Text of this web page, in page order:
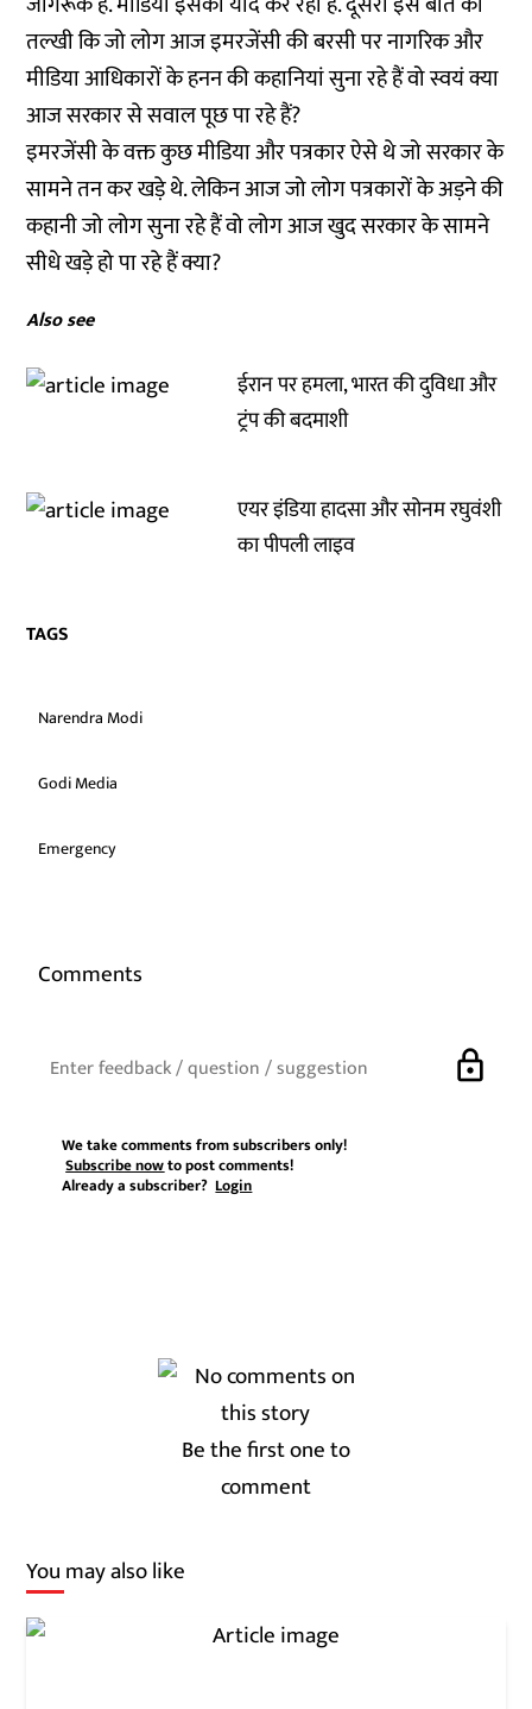
तल्खी कि जो लोग आज इमरजेंसी की बरसी पर नागरिक और
मीडिया आधिकारों के हनन की कहानियां सुना रहे हैं वो स्वयं क्या
आज सरकार से सवाल पूछ पा रहे हैं?
इमरजेंसी के वक्त कुछ मीडिया और पत्रकार ऐसे थे जो सरकार के
सामने तन कर खड़े थे. लेकिन आज जो लोग पत्रकारों के अड़ने की
कहानी जो लोग सुना रहे हैं वो लोग आज खुद सरकार के सामने
सीधे खड़े हो पा रहे हैं क्या?
Also see
ईरान पर हमला, भारत की दुविधा और
ट्रंप की बदमाशी
एयर इंडिया हादसा और सोनम रघुवंशी
का पीपली लाइव
TAGS
Narendra Modi
Godi Media
Emergency
Comments
lock
We take comments from subscribers only!
Subscribe nowto post comments!
Already a subscriber?Login
Be the first one to
comment
You may also like